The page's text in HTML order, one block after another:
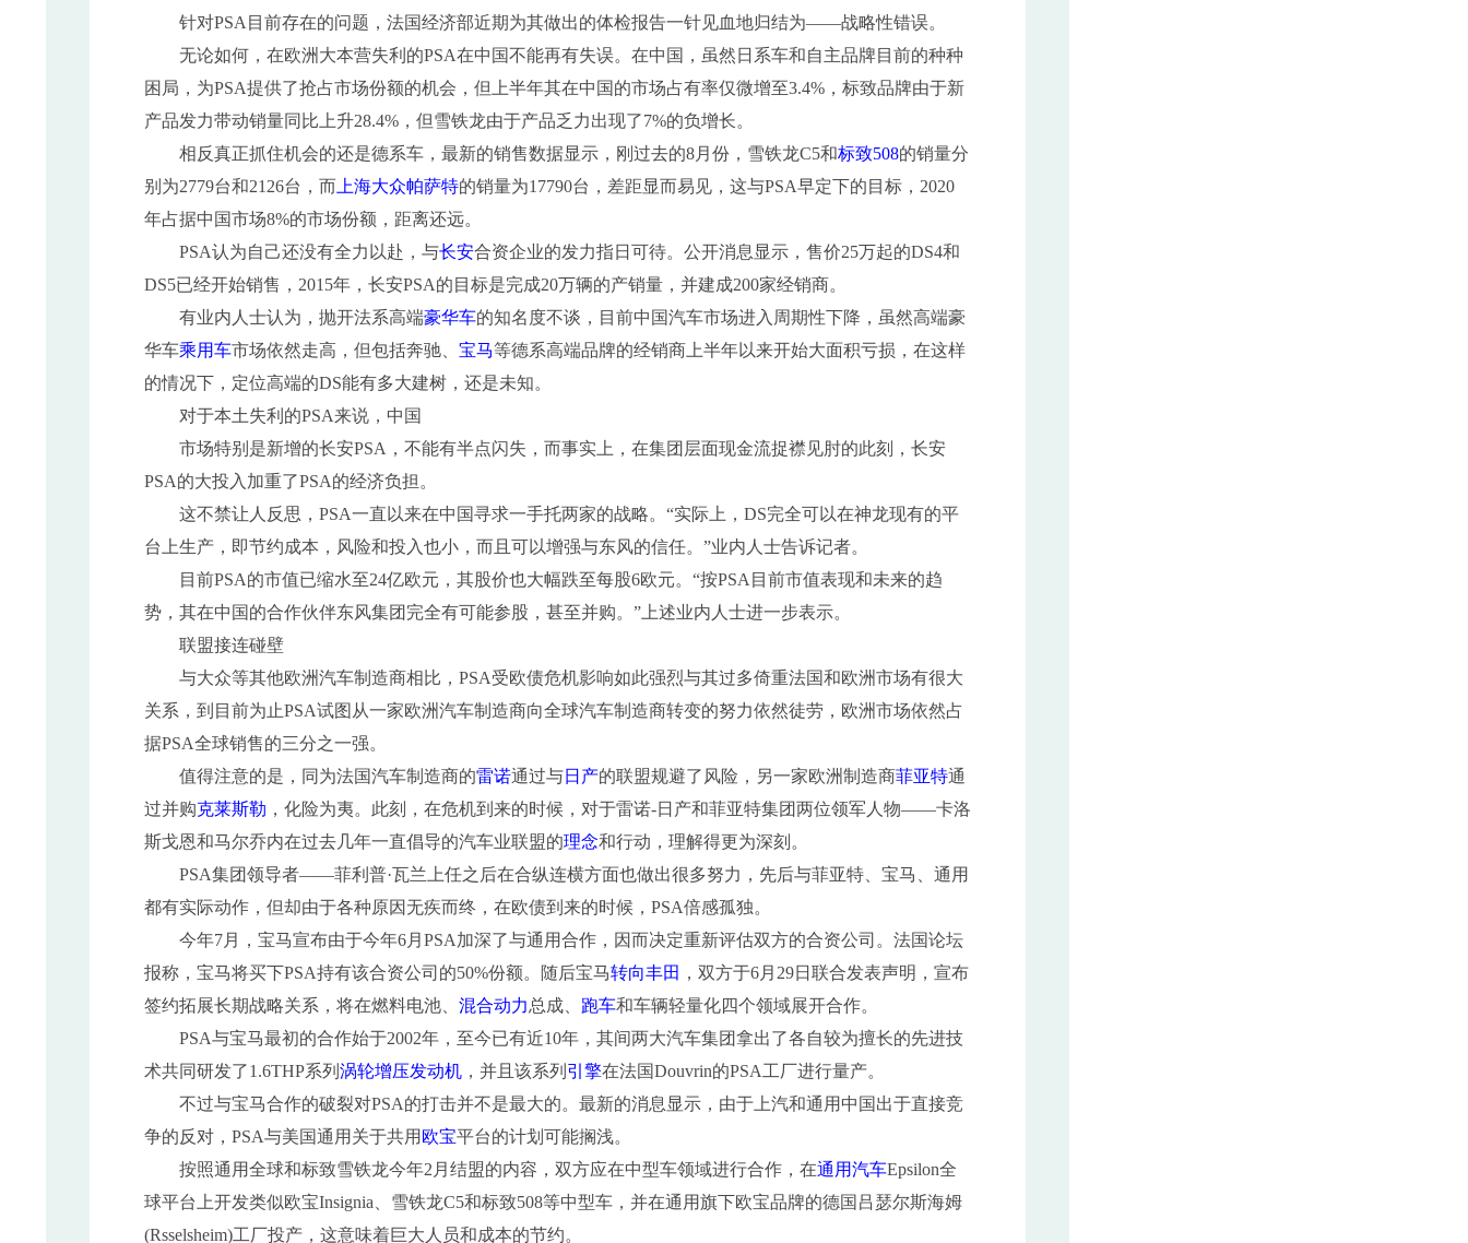
针对PSA目前存在的问题，法国经济部近期为其做出的体检报告一针见血地归结为——战略性错误。
无论如何，在欧洲大本营失利的PSA在中国不能再有失误。在中国，虽然日系车和自主品牌目前的种种
困局，为PSA提供了抢占市场份额的机会，但上半年其在中国的市场占有率仅微增至3.4%，标致品牌由于新
产品发力带动销量同比上升28.4%，但雪铁龙由于产品乏力出现了7%的负增长。
相反真正抓住机会的还是德系车，最新的销售数据显示，刚过去的8月份，雪铁龙C5和标致508的销量分
别为2779台和2126台，而 上海大众帕萨特的销量为17790台，差距显而易见，这与PSA早定下的目标，2020
年占据中国市场8%的市场份额，距离还远。
PSA认为自己还没有全力以赴，与长安合资企业的发力指日可待。公开消息显示，售价25万起的DS4和
DS5已经开始销售，2015年，长安PSA的目标是完成20万辆的产销量，并建成200家经销商。
有业内人士认为，抛开法系高端豪华车的知名度不谈，目前中国汽车市场进入周期性下降，虽然高端豪
华车乘用车市场依然走高，但包括奔驰、 宝马等德系高端品牌的经销商上半年以来开始大面积亏损，在这样
的情况下，定位高端的DS能有多大建树，还是未知。
对于本土失利的PSA来说，中国
市场特别是新增的长安PSA，不能有半点闪失，而事实上，在集团层面现金流捉襟见肘的此刻，长安
PSA的大投入加重了PSA的经济负担。
这不禁让人反思，PSA一直以来在中国寻求一手托两家的战略。“实际上，DS完全可以在神龙现有的平
台上生产，即节约成本，风险和投入也小，而且可以增强与东风的信任。”业内人士告诉记者。
目前PSA的市值已缩水至24亿欧元，其股价也大幅跌至每股6欧元。“按PSA目前市值表现和未来的趋
势，其在中国的合作伙伴东风集团完全有可能参股，甚至并购。”上述业内人士进一步表示。
联盟接连碰壁
与大众等其他欧洲汽车制造商相比，PSA受欧债危机影响如此强烈与其过多倚重法国和欧洲市场有很大
关系，到目前为止PSA试图从一家欧洲汽车制造商向全球汽车制造商转变的努力依然徒劳，欧洲市场依然占
据PSA全球销售的三分之一强。
值得注意的是，同为法国汽车制造商的雷诺通过与日产的联盟规避了风险，另一家欧洲制造商菲亚特通
过并购克莱斯勒 ，化险为夷。此刻，在危机到来的时候，对于雷诺-日产和菲亚特集团两位领军人物——卡洛
斯戈恩和马尔乔内在过去几年一直倡导的汽车业联盟的理念和行动，理解得更为深刻。
PSA集团领导者——菲利普·瓦兰上任之后在合纵连横方面也做出很多努力，先后与菲亚特、宝马、通用
都有实际动作，但却由于各种原因无疾而终，在欧债到来的时候，PSA倍感孤独。
今年7月，宝马宣布由于今年6月PSA加深了与通用合作，因而决定重新评估双方的合资公司。法国论坛
报称，宝马将买下PSA持有该合资公司的50%份额。随后宝马转向丰田 ，双方于6月29日联合发表声明，宣布
签约拓展长期战略关系，将在燃料电池、 混合动力总成、 跑车和车辆轻量化四个领域展开合作。
PSA与宝马最初的合作始于2002年，至今已有近10年，其间两大汽车集团拿出了各自较为擅长的先进技
术共同研发了1.6THP系列 涡轮增压发动机 ，并且该系列 引擎在法国Douvrin的PSA工厂进行量产。
不过与宝马合作的破裂对PSA的打击并不是最大的。最新的消息显示，由于上汽和通用中国出于直接竞
争的反对，PSA与美国通用关于共用 欧宝平台的计划可能搁浅。
按照通用全球和标致雪铁龙今年2月结盟的内容，双方应在中型车领域进行合作，在通用汽车Epsilon全
球平台上开发类似欧宝Insignia、雪铁龙C5和标致508等中型车，并在通用旗下欧宝品牌的德国吕瑟尔斯海姆
(Rsselsheim)工厂投产，这意味着巨大人员和成本的节约。